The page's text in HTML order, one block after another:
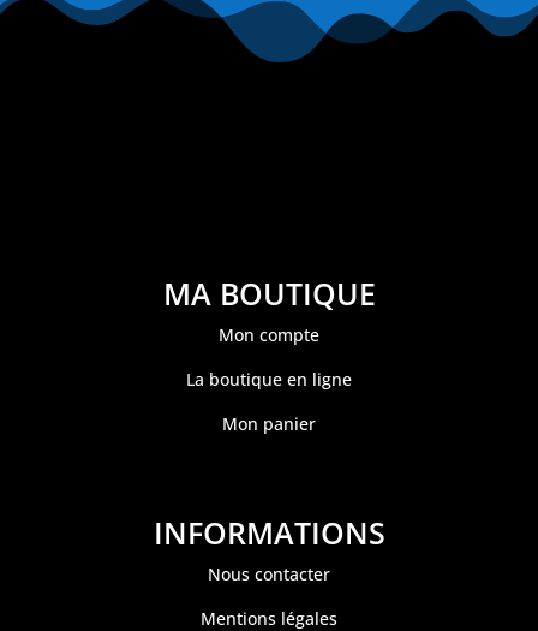
MA BOUTIQUE
Mon compte
La boutique en ligne
Mon panier
INFORMATIONS
Nous contacter
Mentions légales